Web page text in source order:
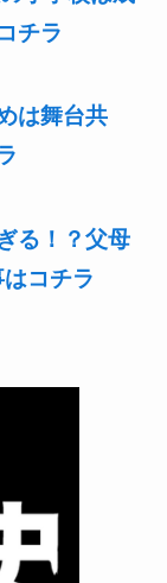
チラ
は舞台共
る！？父母
コチラ